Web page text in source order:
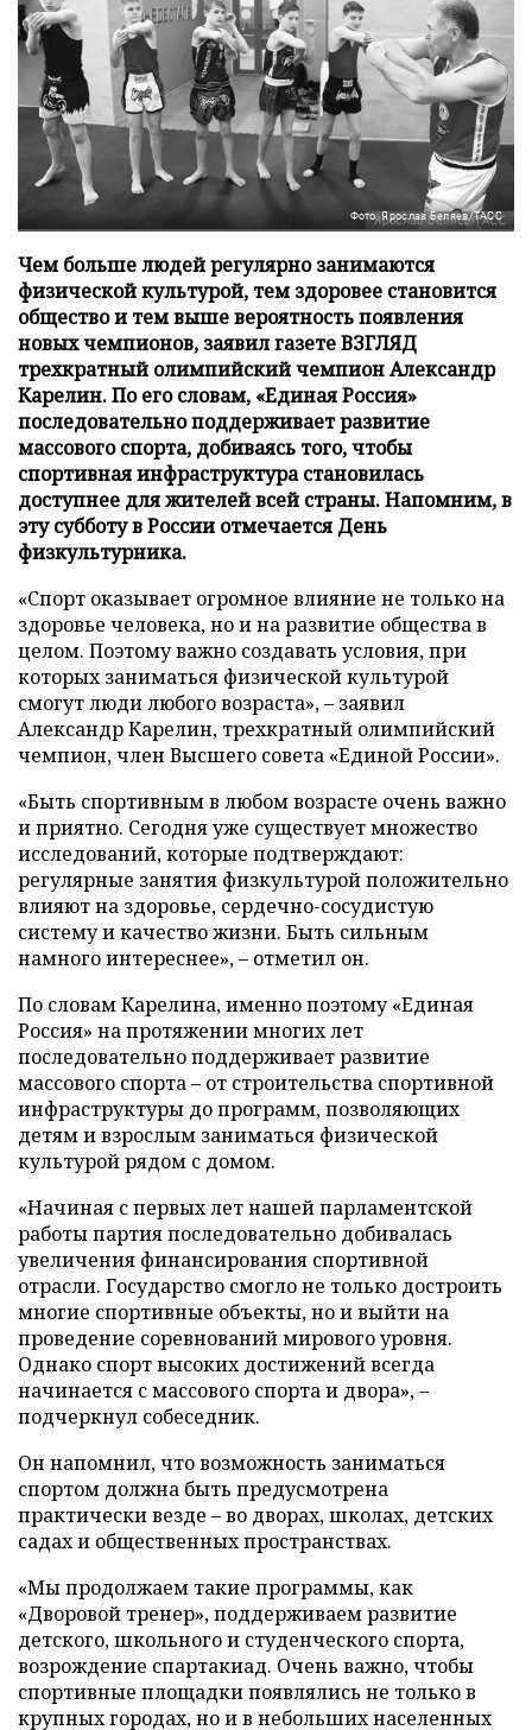
Фото: Ярослав Беляев/ТАСС
Чем больше людей регулярно занимаются
физической культурой, тем здоровее становится
общество и тем выше вероятность появления
новых чемпионов, заявил газете ВЗГЛЯД
трехкратный олимпийский чемпион Александр
Карелин. По его словам, «Единая Россия»
последовательно поддерживает развитие
массового спорта, добиваясь того, чтобы
спортивная инфраструктура становилась
доступнее для жителей всей страны. Напомним, в
эту субботу в России отмечается День
физкультурника.
«Спорт оказывает огромное влияние не только на
здоровье человека, но и на развитие общества в
целом. Поэтому важно создавать условия, при
которых заниматься физической культурой
смогут люди любого возраста», – заявил
Александр Карелин, трехкратный олимпийский
чемпион, член Высшего совета «Единой России».
«Быть спортивным в любом возрасте очень важно
и приятно. Сегодня уже существует множество
исследований, которые подтверждают:
регулярные занятия физкультурой положительно
влияют на здоровье, сердечно-сосудистую
систему и качество жизни. Быть сильным
намного интереснее», – отметил он.
По словам Карелина, именно поэтому «Единая
Россия» на протяжении многих лет
последовательно поддерживает развитие
массового спорта – от строительства спортивной
инфраструктуры до программ, позволяющих
детям и взрослым заниматься физической
культурой рядом с домом.
«Начиная с первых лет нашей парламентской
работы партия последовательно добивалась
увеличения финансирования спортивной
отрасли. Государство смогло не только достроить
многие спортивные объекты, но и выйти на
проведение соревнований мирового уровня.
Однако спорт высоких достижений всегда
начинается с массового спорта и двора», –
подчеркнул собеседник.
Он напомнил, что возможность заниматься
спортом должна быть предусмотрена
практически везде – во дворах, школах, детских
садах и общественных пространствах.
«Мы продолжаем такие программы, как
«Дворовой тренер», поддерживаем развитие
детского, школьного и студенческого спорта,
возрождение спартакиад. Очень важно, чтобы
спортивные площадки появлялись не только в
крупных городах, но и в небольших населенных